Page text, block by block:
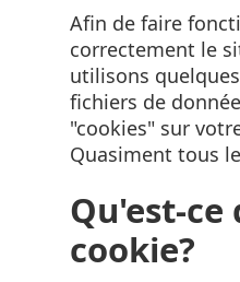
Afin de faire
correctement le
utilisons
fichiers de
"cookies" sur
Quasiment tous
Qu'est-ce
cookie?